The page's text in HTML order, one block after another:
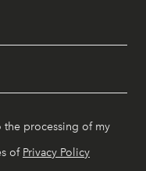
the processing of my
of Privacy Policy